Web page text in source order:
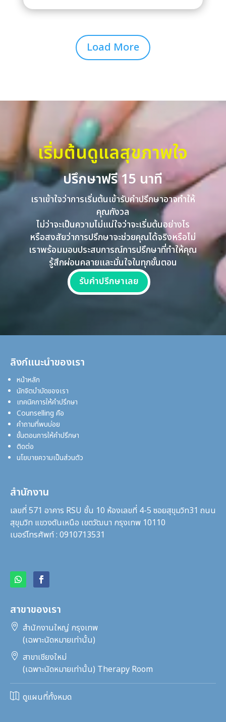
Load More
เริ่มต้นดูแลสุขภาพใจ
ปรึกษาฟรี 15 นาที
เราเข้าใจว่าการเริ่มต้นเข้ารับคำปรึกษาอาจทำให้
คุณกังวล
ไม่ว่าจะเป็นความไม่แน่ใจว่าจะเริ่มต้นอย่างไร
หรือสงสัยว่าการปรึกษาจะช่วยคุณได้จริงหรือไม่
เราพร้อมมอบประสบการณ์การปรึกษาที่ทำให้คุณ
รู้สึกผ่อนคลายและมั่นใจในทุกขั้นตอน
รับคำปรึกษาเลย
ลิงก์แนะนำของเรา
หน้าหลัก
นักจิตบำบัดของเรา
เทคนิคการให้คำปรึกษา
Counselling คือ
คำถามที่พบบ่อย
ขั้นตอนการให้คำปรึกษา
ติดต่อ
นโยบายความเป็นส่วนตัว
สำนักงาน
เลขที่ 571 อาคาร RSU ชั้น 10 ห้องเลขที่ 4-5 ซอยสุขุมวิท31 ถนน
สุขุมวิท แขวงตันเหนือ เขตวัฒนา กรุงเทพ 10110
เบอร์โทรศัพท์ : 0910713531
สาขาของเรา
 สำนักงานใหญ่ กรุงเทพ
(เฉพาะนัดหมายเท่านั้น)
 สาขาเชียงใหม่
(เฉพาะนัดหมายเท่านั้น) Therapy Room
 ดูแผนที่ทั้งหมด